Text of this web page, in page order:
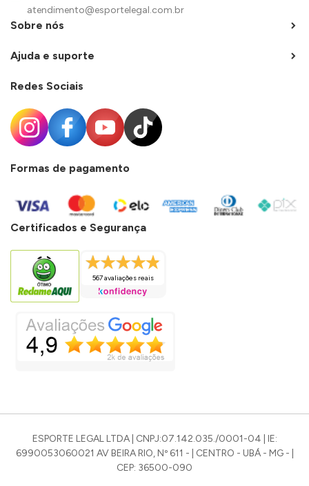
atendimento@esportelegal.com.br
Sobre nós
Ajuda e suporte
Redes Sociais
Formas de pagamento
Certificados e Segurança
567 avaliações reais
ESPORTE LEGAL LTDA | CNPJ:07.142.035./0001-04 | IE:
6990053060021 AV BEIRA RIO, Nº 611 - | CENTRO - UBÁ - MG - |
CEP: 36500-090